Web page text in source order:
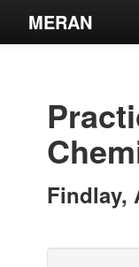
MERAN
Estantes
Findlay,